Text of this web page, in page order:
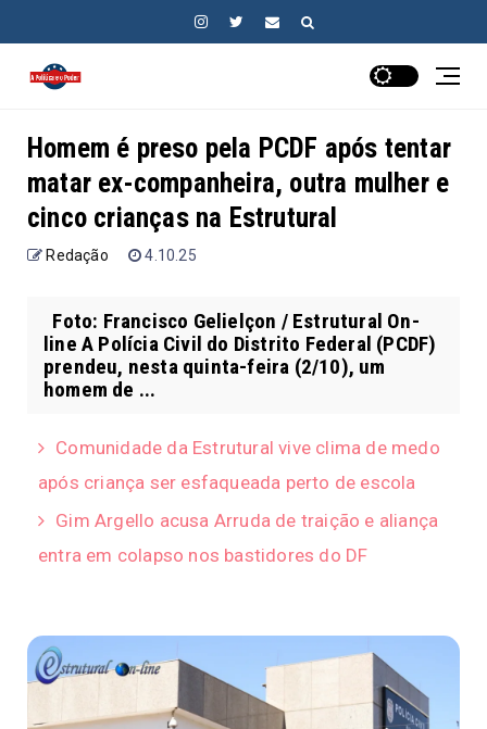
Homem é preso pela PCDF após tentar
matar ex-companheira, outra mulher e
cinco crianças na Estrutural
Redação 4.10.25
Foto: Francisco Gelielçon / Estrutural On-
line A Polícia Civil do Distrito Federal (PCDF)
prendeu, nesta quinta-feira (2/10), um
homem de ...
Comunidade da Estrutural vive clima de medo
após criança ser esfaqueada perto de escola
Gim Argello acusa Arruda de traição e aliança
entra em colapso nos bastidores do DF